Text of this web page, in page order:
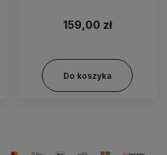
159,00 zł
Do koszyka